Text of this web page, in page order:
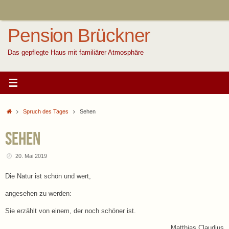
Pension Brückner
Das gepflegte Haus mit familiärer Atmosphäre
StartSpruch des Tages Sehen
Sehen
20. Mai 2019
Die Natur ist schön und wert,
angesehen zu werden:
Sie erzählt von einem, der noch schöner ist.